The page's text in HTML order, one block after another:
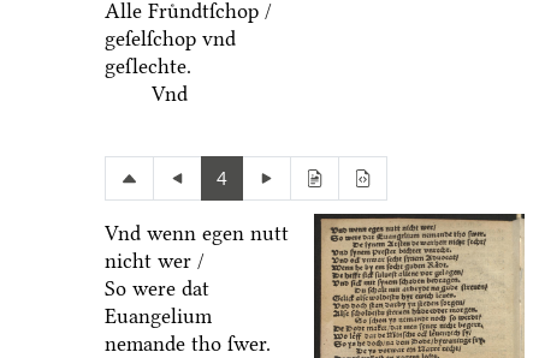
Alle Fruͤndtſchop /
geſelſchop vnd
geſlechte.
Vnd
4
Vnd wenn egen nutt
nicht wer /
So were dat
Euangelium
nemande tho ſwer.